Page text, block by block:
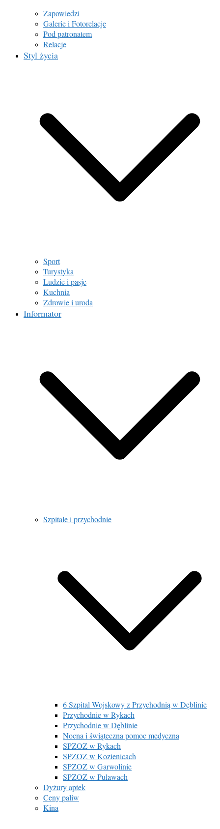
Zapowiedzi
Galerie i Fotorelacje
Pod patronatem
Relacje
Styl życia
Sport
Turystyka
Ludzie i pasje
Kuchnia
Zdrowie i uroda
Informator
Szpitale i przychodnie
6 Szpital Wojskowy z Przychodnią w Dęblinie
Przychodnie w Rykach
Przychodnie w Dęblinie
Nocna i świąteczna pomoc medyczna
SPZOZ w Rykach
SPZOZ w Kozienicach
SPZOZ w Garwolinie
SPZOZ w Puławach
Dyżury aptek
Ceny paliw
Kina